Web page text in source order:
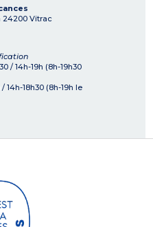
24200 Vitrac
/ 14h-19h (8h-19h30
/ 14h-18h30 (8h-19h le